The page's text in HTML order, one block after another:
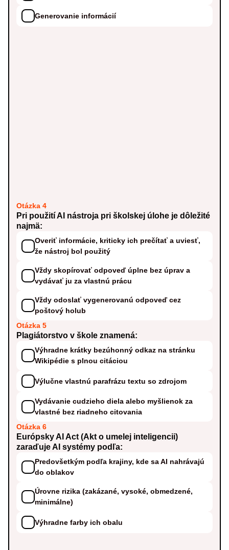
Generovanie informácií
Otázka 4
Pri použití AI nástroja pri školskej úlohe je dôležité
najmä:
Overiť informácie, kriticky ich prečítať a uviesť,
že nástroj bol použitý
Vždy skopírovať odpoveď úplne bez úprav a
vydávať ju za vlastnú prácu
Vždy odoslať vygenerovanú odpoveď cez
poštový holub
Otázka 5
Plagiátorstvo v škole znamená:
Výhradne krátky bezúhonný odkaz na stránku
Wikipédie s plnou citáciou
Výlučne vlastnú parafrázu textu so zdrojom
Vydávanie cudzieho diela alebo myšlienok za
vlastné bez riadneho citovania
Otázka 6
Európsky AI Act (Akt o umelej inteligencii)
zaraďuje AI systémy podľa:
Predovšetkým podľa krajiny, kde sa AI nahrávajú
do oblakov
Úrovne rizika (zakázané, vysoké, obmedzené,
minimálne)
Výhradne farby ich obalu